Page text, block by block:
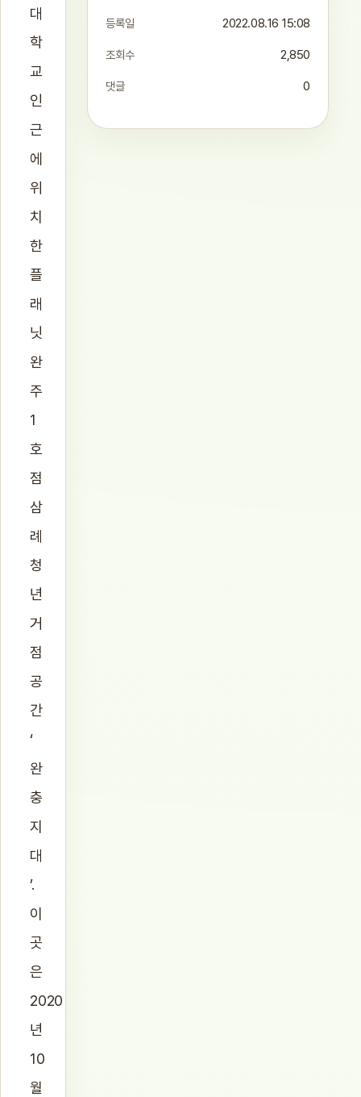
대
학
교
인
근
에
위
치
한
플
래
닛
완
주
1
호
점
삼
례
청
년
거
점
공
간
‘
완
충
지
대
’.
이
곳
은
2020
년
10
월
등록일 2022.08.16 15:08
조회수 2,850
댓글 0